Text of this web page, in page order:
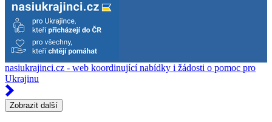
nasiukrajinci.cz - web koordinující nabídky i žádosti o pomoc pro
Ukrajinu
Zobrazit další